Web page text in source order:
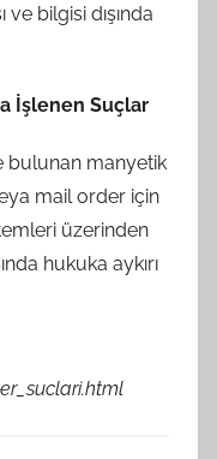
ve bilgisi dışında
İşlenen Suçlar
bulunan manyetik
mail order için
üzerinden
hukuka aykırı